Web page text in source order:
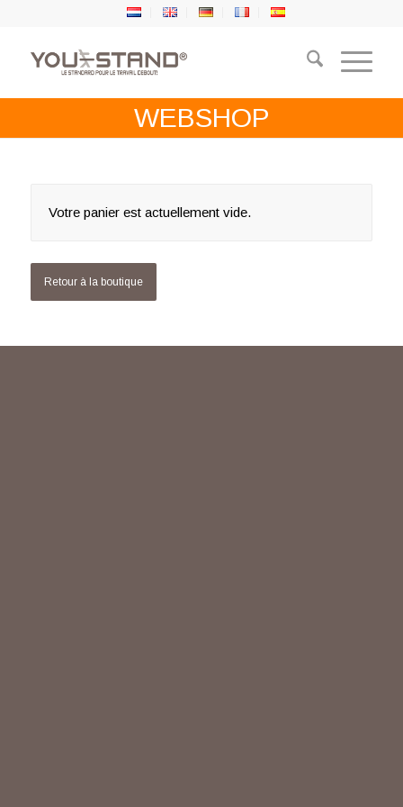
WEBSHOP
Votre panier est actuellement vide.
Retour à la boutique